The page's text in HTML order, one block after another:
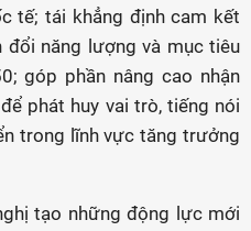
tế; tái khẳng định cam kết
đổi năng lượng và mục tiêu
góp phần nâng cao nhận
phát huy vai trò, tiếng nói
trong lĩnh vực tăng trưởng
tạo những động lực mới